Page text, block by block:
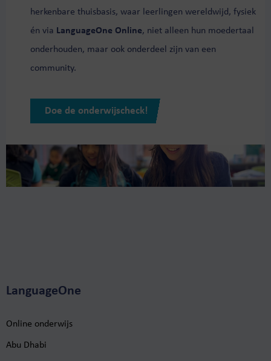
herkenbare thuisbasis, waar leerlingen wereldwijd, fysiek
én via LanguageOne Online, niet alleen hun moedertaal
onderhouden, maar ook onderdeel zijn van een
community.
Doe de onderwijscheck!
LanguageOne
Online onderwijs
Abu Dhabi